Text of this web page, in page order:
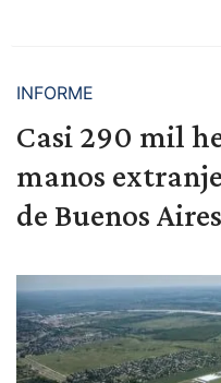
INFORME
Casi 290 mil
manos
de Buenos Aires